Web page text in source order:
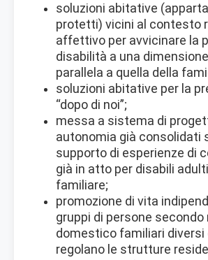
soluzioni abitative
protetti) vicini al contesto
affettivo per avvicinare la
disabilità a una
parallela a quella della
soluzioni abitative per la
“dopo di noi”;
messa a sistema di
autonomia già consolidati
supporto di esperienze di
già in atto per disabili
familiare;
promozione di vita
gruppi di persone secondo
domestico familiari diversi
regolano le strutture